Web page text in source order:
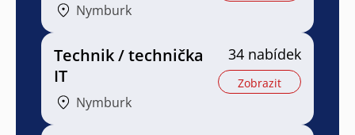
Nymburk
Technik / technička
IT
Nymburk
34 nabídek
Zobrazit